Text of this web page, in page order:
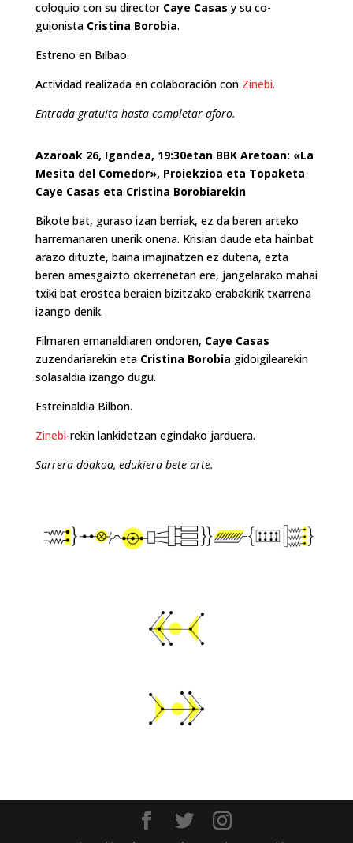
coloquio con su director Caye Casas y su co-
guionista Cristina Borobia.
Estreno en Bilbao.
Actividad realizada en colaboración con Zinebi.
Entrada gratuita hasta completar aforo.
Azaroak 26, Igandea, 19:30etan BBK Aretoan: «La
Mesita del Comedor», Proiekzioa eta Topaketa
Caye Casas eta Cristina Borobiarekin
Bikote bat, guraso izan berriak, ez da beren arteko
harremanaren unerik onena. Krisian daude eta hainbat
arazo dituzte, baina imajinatzen ez dutena, ezta
beren amesgaizto okerrenetan ere, jangelarako mahai
txiki bat erostea beraien bizitzako erabakirik txarrena
izango denik.
Filmaren emanaldiaren ondoren, Caye Casas
zuzendariarekin eta Cristina Borobia gidoigilearekin
solasaldia izango dugu.
Estreinaldia Bilbon.
Zinebi-rekin lankidetzan egindako jarduera.
Sarrera doakoa, edukiera bete arte.